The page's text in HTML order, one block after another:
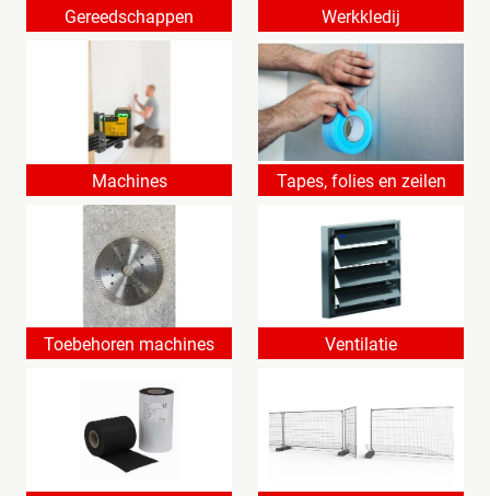
Gereedschappen Werkkledij
Machines Tapes, folies en zeilen
Toebehoren machines Ventilatie